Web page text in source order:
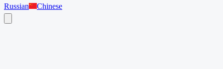
Russian
Chinese